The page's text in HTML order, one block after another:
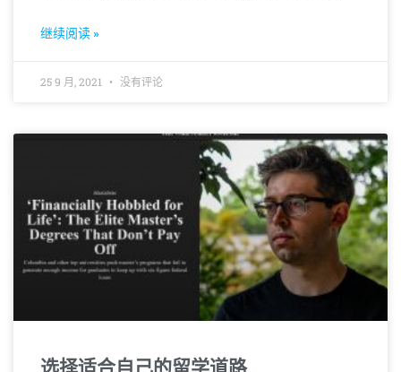
继续阅读 »
25 9 月, 2021 没有评论
选择适合自己的留学道路